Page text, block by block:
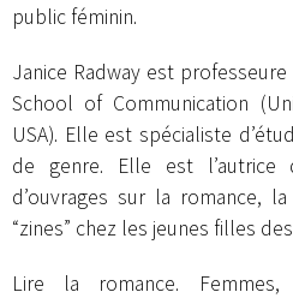
public féminin.
Janice Radway est
School of Communication
USA). Elle est spécialiste
de genre. Elle est
d’ouvrages sur la romance,
“zines” chez les jeunes filles
Lire la romance.